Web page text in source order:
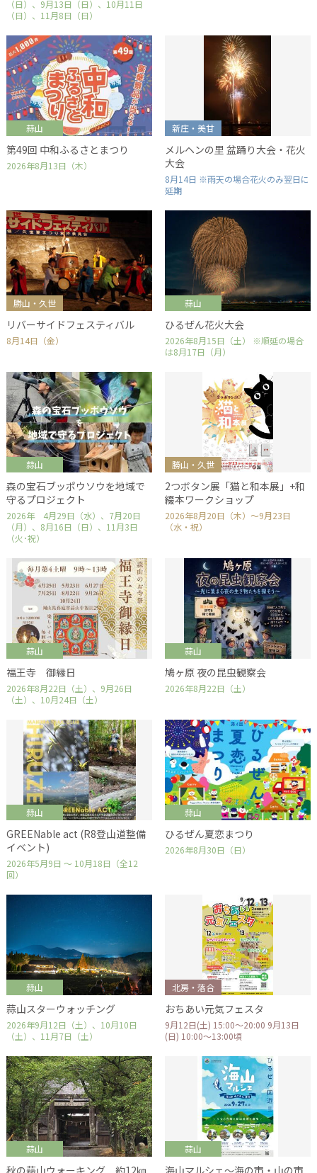
（日）、9月13日（日）、10月11日
（日）、11月8日（日）
蒜山
第49回 中和ふるさとまつり
2026年8月13日（木）
新庄・美甘
メルヘンの里 盆踊り大会・花火
大会
8月14日 ※雨天の場合花火のみ翌日に
延期
勝山・久世
リバーサイドフェスティバル
8月14日（金）
蒜山
ひるぜん花火大会
2026年8月15日（土） ※順延の場合
は8月17日（月）
蒜山
森の宝石ブッポウソウを地域で
守るプロジェクト
2026年 4月29日（水）、7月20日
（月）、8月16日（日）、11月3日
（火･祝）
勝山・久世
2つボタン展「猫と和本展」+和
綴本ワークショップ
2026年8月20日（木）～9月23日
（水・祝）
蒜山
福王寺 御縁日
2026年8月22日（土）、9月26日
（土）、10月24日（土）
蒜山
鳩ヶ原 夜の昆虫観察会
2026年8月22日（土）
蒜山
GREENable act (R8登山道整備
イベント)
2026年5月9日 ～ 10月18日（全12
回）
蒜山
ひるぜん夏恋まつり
2026年8月30日（日）
蒜山
蒜山スターウォッチング
2026年9月12日（土）、10月10日
（土）、11月7日（土）
北房・落合
おちあい元気フェスタ
9月12日(土) 15:00～20:00 9月13日
(日) 10:00～13:00頃
蒜山
秋の蒜山ウォーキング 約12㎞
蒜山
海山マルシェ～海の市・山の市